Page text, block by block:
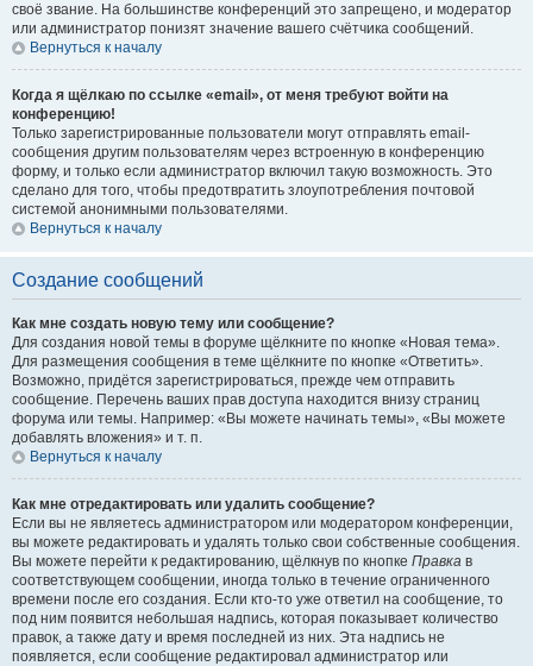
своё звание. На большинстве конференций это запрещено, и модератор
или администратор понизят значение вашего счётчика сообщений.
Вернуться к началу
Когда я щёлкаю по ссылке «email», от меня требуют войти на
конференцию!
Только зарегистрированные пользователи могут отправлять email-
сообщения другим пользователям через встроенную в конференцию
форму, и только если администратор включил такую возможность. Это
сделано для того, чтобы предотвратить злоупотребления почтовой
системой анонимными пользователями.
Вернуться к началу
Создание сообщений
Как мне создать новую тему или сообщение?
Для создания новой темы в форуме щёлкните по кнопке «Новая тема».
Для размещения сообщения в теме щёлкните по кнопке «Ответить».
Возможно, придётся зарегистрироваться, прежде чем отправить
сообщение. Перечень ваших прав доступа находится внизу страниц
форума или темы. Например: «Вы можете начинать темы», «Вы можете
добавлять вложения» и т. п.
Вернуться к началу
Как мне отредактировать или удалить сообщение?
Если вы не являетесь администратором или модератором конференции,
вы можете редактировать и удалять только свои собственные сообщения.
Вы можете перейти к редактированию, щёлкнув по кнопке Правка в
соответствующем сообщении, иногда только в течение ограниченного
времени после его создания. Если кто-то уже ответил на сообщение, то
под ним появится небольшая надпись, которая показывает количество
правок, а также дату и время последней из них. Эта надпись не
появляется, если сообщение редактировал администратор или